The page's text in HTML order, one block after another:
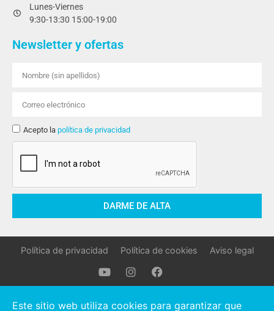
Lunes-Viernes
9:30-13:30 15:00-19:00
Newsletter y ofertas
Acepto la política de privacidad
DARME DE ALTA
Política de privacidad Política de cookies Aviso legal
Este sitio web utiliza cookies para garantizar que